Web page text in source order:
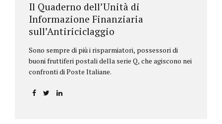
Il Quaderno dell’Unità di
Informazione Finanziaria
sull’Antiriciclaggio
Sono sempre di più i risparmiatori, possessori di
buoni fruttiferi postali della serie Q, che agiscono nei
confronti di Poste Italiane.